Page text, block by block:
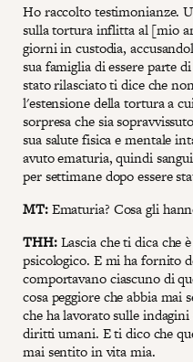
Ho raccolto testimonianze.
sulla tortura inflitta al [mio
giorni in custodia,
sua famiglia di essere parte
stato rilasciato ti dice che
l'estensione della tortura a
sorpresa che sia
sua salute fisica e mentale
avuto ematuria, quindi
per settimane dopo essere
MT:Ematuria? Cosa gli
THH:Lascia che ti dica che
psicologico. E mi ha fornito
comportavano ciascuno di
cosa peggiore che abbia
che ha lavorato sulle
diritti umani. E ti dico che
mai sentito in vita mia.